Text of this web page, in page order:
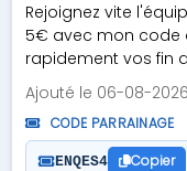
Rejoignez vite
5€ avec mon code
rapidement vos fin
Ajouté le 06-08-
CODE PARRAINAGE
ENQES4 Copier